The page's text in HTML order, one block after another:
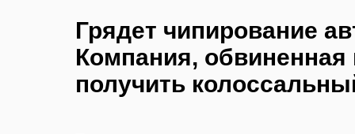
Грядет чипирование
Компания,
получить